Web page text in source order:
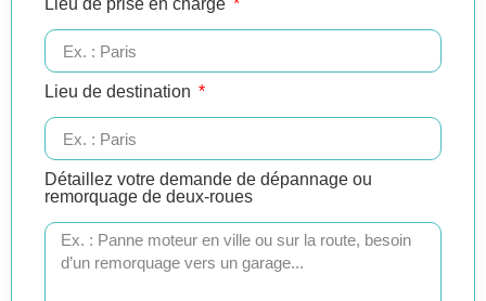
Lieu de prise en charge
Lieu de destination
Détaillez votre demande de dépannage ou
remorquage de deux-roues